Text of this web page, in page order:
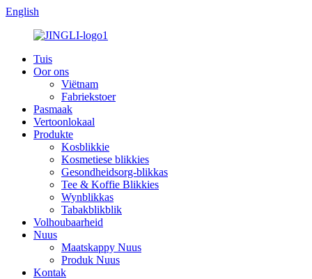
English
Tuis
Oor ons
Viëtnam
Fabriekstoer
Pasmaak
Vertoonlokaal
Produkte
Kosblikkie
Kosmetiese blikkies
Gesondheidsorg-blikkas
Tee & Koffie Blikkies
Wynblikkas
Tabakblikblik
Volhoubaarheid
Nuus
Maatskappy Nuus
Produk Nuus
Kontak